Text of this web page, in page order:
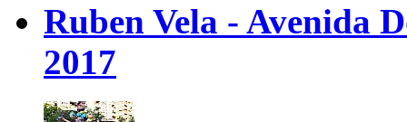
Ruben Vela - Avenida
2017